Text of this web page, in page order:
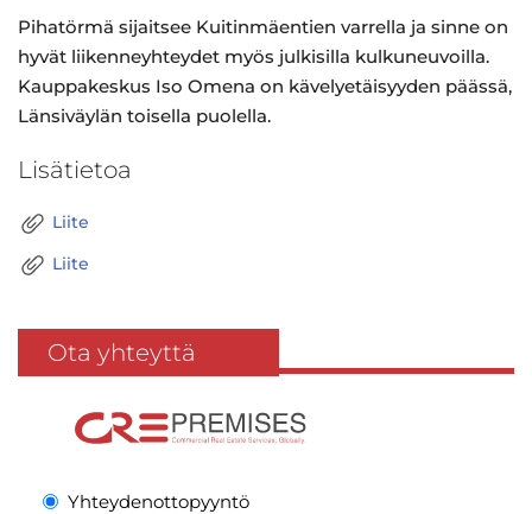
Pihatörmä sijaitsee Kuitinmäentien varrella ja sinne on
hyvät liikenneyhteydet myös julkisilla kulkuneuvoilla.
Kauppakeskus Iso Omena on kävelyetäisyyden päässä,
Länsiväylän toisella puolella.
Lisätietoa
Liite
Liite
Ota yhteyttä
Yhteydenottopyyntö